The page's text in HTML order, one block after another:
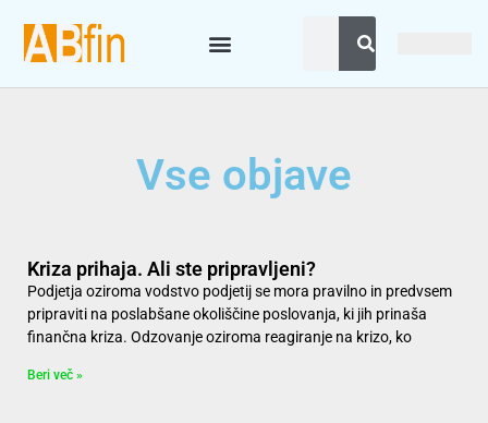
Vse objave
Kriza prihaja. Ali ste pripravljeni?
Podjetja oziroma vodstvo podjetij se mora pravilno in predvsem
pripraviti na poslabšane okoliščine poslovanja, ki jih prinaša
finančna kriza. Odzovanje oziroma reagiranje na krizo, ko
Beri več »